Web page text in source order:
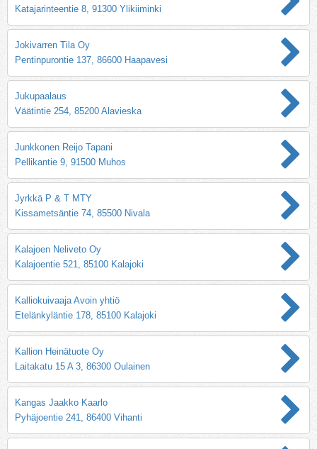
Katajarinteentie 8, 91300 Ylikiiminki
Jokivarren Tila Oy
Pentinpurontie 137, 86600 Haapavesi
Jukupaalaus
Väätintie 254, 85200 Alavieska
Junkkonen Reijo Tapani
Pellikantie 9, 91500 Muhos
Jyrkkä P & T MTY
Kissametsäntie 74, 85500 Nivala
Kalajoen Neliveto Oy
Kalajoentie 521, 85100 Kalajoki
Kalliokuivaaja Avoin yhtiö
Etelänkyläntie 178, 85100 Kalajoki
Kallion Heinätuote Oy
Laitakatu 15 A 3, 86300 Oulainen
Kangas Jaakko Kaarlo
Pyhäjoentie 241, 86400 Vihanti